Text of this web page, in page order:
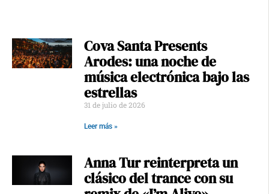
Cova Santa Presents
Arodes: una noche de
música electrónica bajo las
estrellas
31 de julio de 2026
Leer más »
Anna Tur reinterpreta un
clásico del trance con su